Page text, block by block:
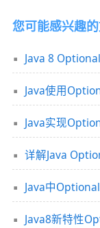
您可能感兴趣
Java 8
Java使用
Java实现
Java中
Java8新特性